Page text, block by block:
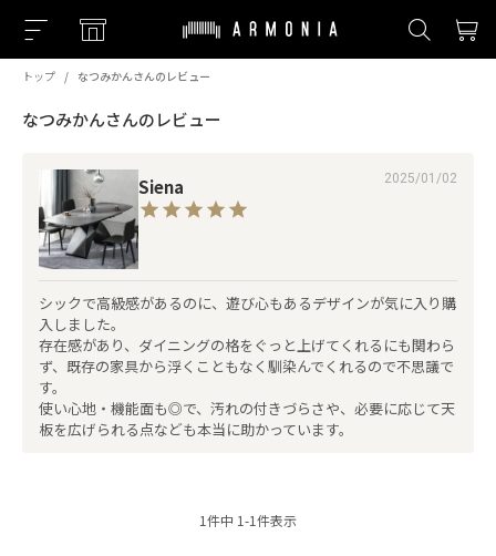
トップ なつみかんさんのレビュー
なつみかんさんのレビュー
Siena 2025/01/02
シックで高級感があるのに、遊び心もあるデザインが気に入り購
入しました。
存在感があり、ダイニングの格をぐっと上げてくれるにも関わら
ず、既存の家具から浮くこともなく馴染んでくれるので不思議で
す。
使い心地・機能面も◎で、汚れの付きづらさや、必要に応じて天
板を広げられる点なども本当に助かっています。
1件中 1-1件表示